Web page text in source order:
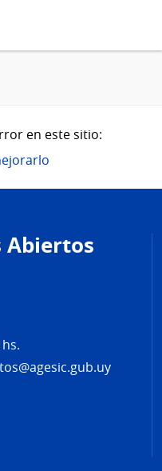
en este sitio:
Abiertos